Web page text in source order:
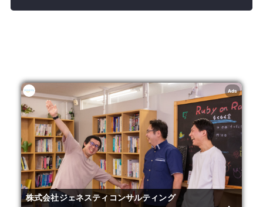
Ads
株式会社ジェネスティコンサルティング